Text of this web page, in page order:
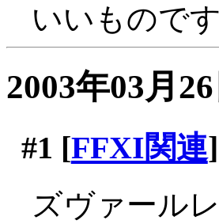
いいものです
2003年03月
#1 [FFXI関連
ズヴァール